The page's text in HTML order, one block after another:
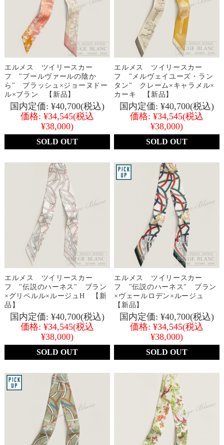
エルメス ツイリースカー
フ "ブールヴァールの陰か
ら" ブラッシュ×ジョーヌドー
ル×ブラン 【新品】
国内定価: ¥40,700(税込)
価格: ¥34,545(税込
¥38,000)
SOLD OUT
エルメス ツイリースカー
フ "メルヴェイユーズ・ラン
タン" クレーム×キャラメル×
カーキ 【新品】
国内定価: ¥40,700(税込)
価格: ¥34,545(税込
¥38,000)
SOLD OUT
エルメス ツイリースカー
フ "伝説のハーネス" ブラン
×グリペルル×ルージュH 【新
品】
国内定価: ¥40,700(税込)
価格: ¥34,545(税込
¥38,000)
SOLD OUT
エルメス ツイリースカー
フ "伝説のハーネス" ブラン
×ヴェールロデン×ルージュ
【新品】
国内定価: ¥40,700(税込)
価格: ¥34,545(税込
¥38,000)
SOLD OUT